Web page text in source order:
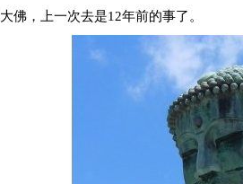
大佛，上一次去是12年前的事了。